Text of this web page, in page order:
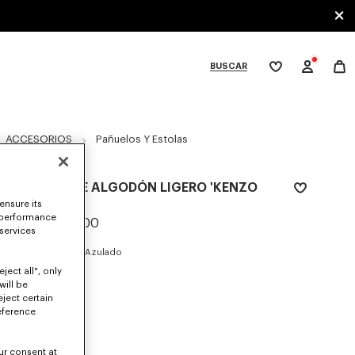
BUSCAR
Mi
ACCESORIOS Pañuelos Y Estolas
BANDANA DE ALGODÓN LIGERO 'KENZO
SOUNDS'
Mex$ 3,000.00
Negro Azulado
its
all", only
be
certain
consent at